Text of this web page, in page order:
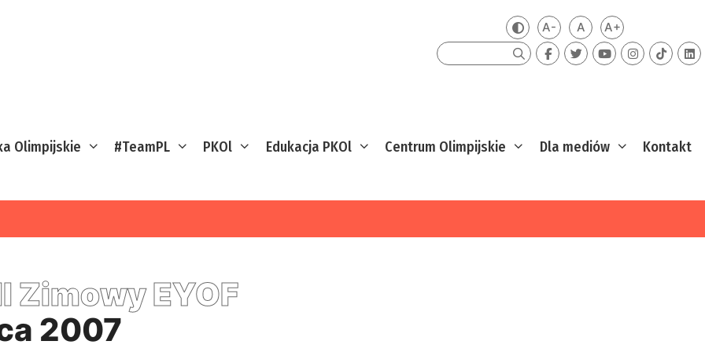
Zmień kontrast
A-Mniejsza czcionka
ADomyślna czcionka
A+Większa
Szukaj
Olimpijskie #TeamPL PKOl Edukacja PKOl Centrum Olimpijskie Dla mediów Kontakt
Zimowy EYOF
2007